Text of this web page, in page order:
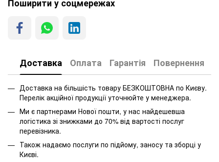
Поширити у соцмережах
Доставка Оплата Гарантія Повернення
Доставка на більшість товару БЕЗКОШТОВНА по Києву.
Перелік акційної продукції уточнюйте у менеджера.
Ми є партнерами Нової пошти, у нас найдешевша
логістика зі знижками до 70% від вартості послуг
перевізника.
Також надаємо послуги по підйому, заносу та зборці у
Києві.